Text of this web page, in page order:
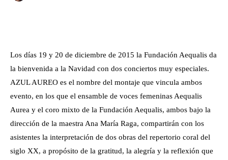
Los días 19 y 20 de diciembre de 2015 la Fundación Aequalis da
la bienvenida a la Navidad con dos conciertos muy especiales.
AZUL AUREO es el nombre del montaje que vincula ambos
evento, en los que el ensamble de voces femeninas Aequalis
Aurea y el coro mixto de la Fundación Aequalis, ambos bajo la
dirección de la maestra Ana María Raga, compartirán con los
asistentes la interpretación de dos obras del repertorio coral del
siglo XX, a propósito de la gratitud, la alegría y la reflexión que